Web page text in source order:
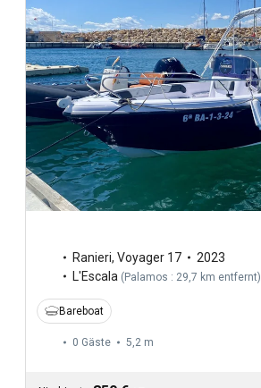
Ranieri, Voyager 17
2023
L'Escala (Palamos : 29,7 km entfernt)
Bareboat
0 Gäste 5,2 m